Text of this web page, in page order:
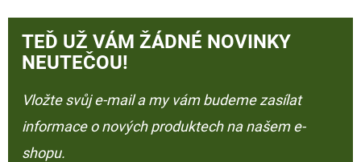
TEĎ UŽ VÁM ŽÁDNÉ NOVINKY
NEUTEČOU!
Vložte svůj e-mail a my vám budeme zasílat
informace o nových produktech na našem e-
shopu.